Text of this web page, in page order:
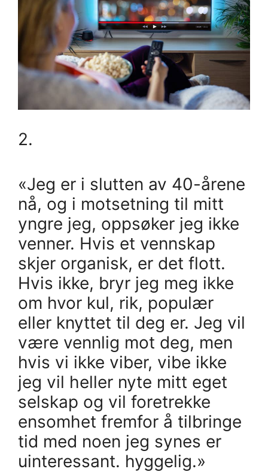
2.
«Jeg er i slutten av 40-årene
nå, og i motsetning til mitt
yngre jeg, oppsøker jeg ikke
venner. Hvis et vennskap
skjer organisk, er det flott.
Hvis ikke, bryr jeg meg ikke
om hvor kul, rik, populær
eller knyttet til deg er. Jeg vil
være vennlig mot deg, men
hvis vi ikke viber, vibe ikke
jeg vil heller nyte mitt eget
selskap og vil foretrekke
ensomhet fremfor å tilbringe
tid med noen jeg synes er
uinteressant. hyggelig.»